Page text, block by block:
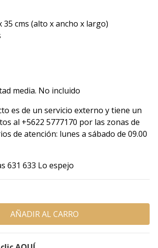
cms (alto x ancho x largo)
media. No incluido
es de un servicio externo y tiene un
al +5622 5777170 por las zonas de
de atención: lunes a sábado de 09.00
631 633 Lo espejo